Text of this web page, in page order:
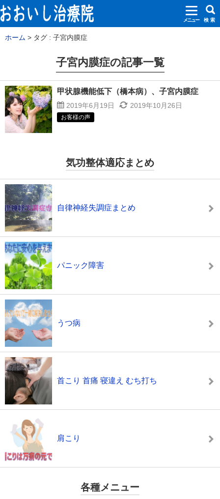
メニュー 検 索
ホーム タグ : 子宮内膜症
子宮内膜症の記事一覧
甲状腺機能低下（橋本病）、子宮内膜症
2019年6月19日 2019年10月26日
お客様の声
気功整体適応まとめ
自律神経失調症まとめ
パニック障害
うつ病
首こり 首痛 寝違え むち打ち
肩こり
各種メニュー